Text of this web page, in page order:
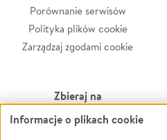
Porównanie serwisów
Polityka plików cookie
Zarządzaj zgodami cookie
Zbieraj na
Leczenie
Informacje o plikach cookie